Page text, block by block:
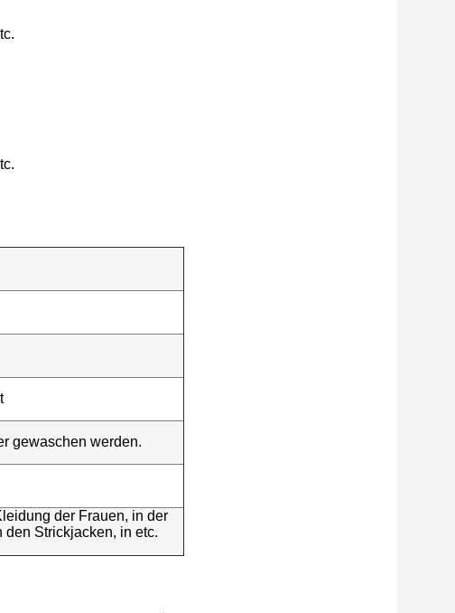
gewaschen werden.
der Frauen, in der
Strickjacken, in etc.